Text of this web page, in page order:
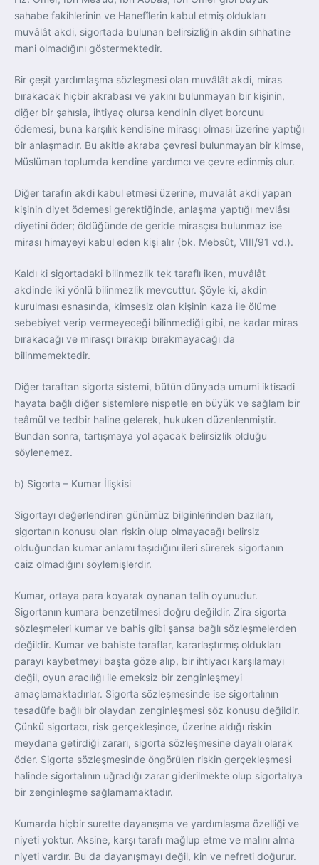
sahabe fakihlerinin ve Hanefîlerin kabul etmiş oldukları
muvâlât akdi, sigortada bulunan belirsizliğin akdin sıhhatine
mani olmadığını göstermektedir.
Bir çeşit yardımlaşma sözleşmesi olan muvâlât akdi, miras
bırakacak hiçbir akrabası ve yakını bulunmayan bir kişinin,
diğer bir şahısla, ihtiyaç olursa kendinin diyet borcunu
ödemesi, buna karşılık kendisine mirasçı olması üzerine yaptığı
bir anlaşmadır. Bu akitle akraba çevresi bulunmayan bir kimse,
Müslüman toplumda kendine yardımcı ve çevre edinmiş olur.
Diğer tarafın akdi kabul etmesi üzerine, muvalât akdi yapan
kişinin diyet ödemesi gerektiğinde, anlaşma yaptığı mevlâsı
diyetini öder; öldüğünde de geride mirasçısı bulunmaz ise
mirası himayeyi kabul eden kişi alır (bk. Mebsût, VIII/91 vd.).
Kaldı ki sigortadaki bilinmezlik tek taraflı iken, muvâlât
akdinde iki yönlü bilinmezlik mevcuttur. Şöyle ki, akdin
kurulması esnasında, kimsesiz olan kişinin kaza ile ölüme
sebebiyet verip vermeyeceği bilinmediği gibi, ne kadar miras
bırakacağı ve mirasçı bırakıp bırakmayacağı da
bilinmemektedir.
Diğer taraftan sigorta sistemi, bütün dünyada umumi iktisadi
hayata bağlı diğer sistemlere nispetle en büyük ve sağlam bir
teâmül ve tedbir haline gelerek, hukuken düzenlenmiştir.
Bundan sonra, tartışmaya yol açacak belirsizlik olduğu
söylenemez.
b) Sigorta – Kumar İlişkisi
Sigortayı değerlendiren günümüz bilginlerinden bazıları,
sigortanın konusu olan riskin olup olmayacağı belirsiz
olduğundan kumar anlamı taşıdığını ileri sürerek sigortanın
caiz olmadığını söylemişlerdir.
Kumar, ortaya para koyarak oynanan talih oyunudur.
Sigortanın kumara benzetilmesi doğru değildir. Zira sigorta
sözleşmeleri kumar ve bahis gibi şansa bağlı sözleşmelerden
değildir. Kumar ve bahiste taraflar, kararlaştırmış oldukları
parayı kaybetmeyi başta göze alıp, bir ihtiyacı karşılamayı
değil, oyun aracılığı ile emeksiz bir zenginleşmeyi
amaçlamaktadırlar. Sigorta sözleşmesinde ise sigortalının
tesadüfe bağlı bir olaydan zenginleşmesi söz konusu değildir.
Çünkü sigortacı, risk gerçekleşince, üzerine aldığı riskin
meydana getirdiği zararı, sigorta sözleşmesine dayalı olarak
öder. Sigorta sözleşmesinde öngörülen riskin gerçekleşmesi
halinde sigortalının uğradığı zarar giderilmekte olup sigortalıya
bir zenginleşme sağlamamaktadır.
Kumarda hiçbir surette dayanışma ve yardımlaşma özelliği ve
niyeti yoktur. Aksine, karşı tarafı mağlup etme ve malını alma
niyeti vardır. Bu da dayanışmayı değil, kin ve nefreti doğurur.